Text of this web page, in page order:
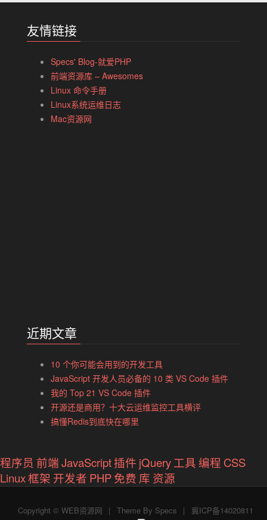
友情链接
Specs' Blog-就爱PHP
前端资源库 – Awesomes
Linux 命令手册
Linux系统运维日志
Mac资源网
近期文章
10 个你可能会用到的开发工具
JavaScript 开发人员必备的 10 类 VS Code 插件
我的 Top 21 VS Code 插件
开源还是商用？十大云运维监控工具横评
搞懂Redis到底快在哪里
程序员 前端JavaScript插件 jQuery 工具 编程 CSS
Linux框架 开发者 PHP免费 库 资源
Copyright © WEB资源网 | Theme By Specs |
冀ICP备14020811